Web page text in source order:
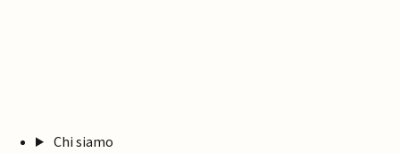
Chi siamo